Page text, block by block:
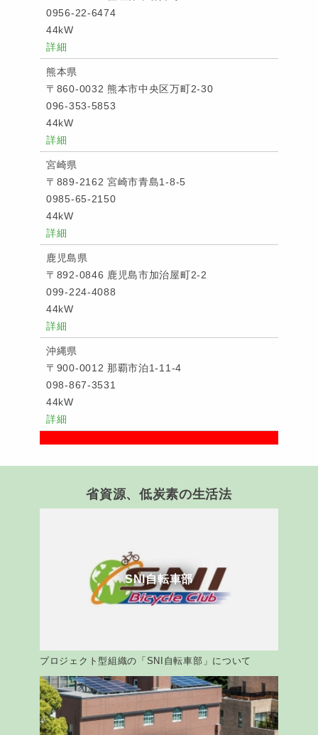
0956-22-6474
44kW
詳細
熊本県
〒860-0032 熊本市中央区万町2-30
096-353-5853
44kW
詳細
宮崎県
〒889-2162 宮崎市青島1-8-5
0985-65-2150
44kW
詳細
鹿児島県
〒892-0846 鹿児島市加治屋町2-2
099-224-4088
44kW
詳細
沖縄県
〒900-0012 那覇市泊1-11-4
098-867-3531
44kW
詳細
省資源、低炭素の生活法
SNI自転車部
プロジェクト型組織の「SNI自転車部」について